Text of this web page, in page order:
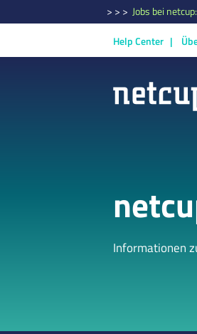
> > > Jobs bei netcup:
Help Center
Informationen